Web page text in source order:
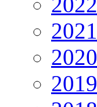
2021
2020
2019